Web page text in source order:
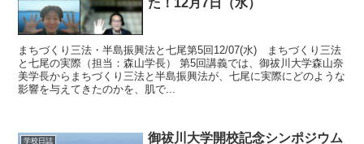
まちづくり三法・半島振興法と七尾第5回12/07(水) まちづくり三法
と七尾の実際（担当：森山学長） 第5回講義では、御祓川大学森山奈
美学長からまちづくり三法と半島振興法が、七尾に実際にどのような
影響を与えてきたのかを、肌で...
学校日誌 御祓川大学開校記念シンポジウム